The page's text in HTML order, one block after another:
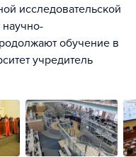
исследовательской
обучение в
учредитель